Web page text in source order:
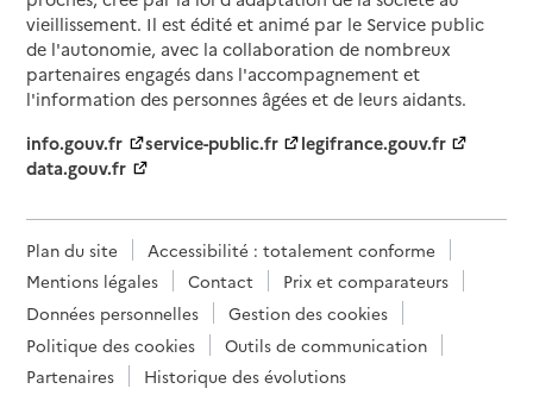
vieillissement. Il est édité et animé par le Service public
de l'autonomie, avec la collaboration de nombreux
partenaires engagés dans l'accompagnement et
l'information des personnes âgées et de leurs aidants.
info.gouv.fr
service-public.fr
legifrance.gouv.fr
data.gouv.fr
Plan du site
Accessibilité : totalement conforme
Mentions légales
Contact
Prix et comparateurs
Données personnelles
Gestion des cookies
Politique des cookies
Outils de communication
Partenaires
Historique des évolutions